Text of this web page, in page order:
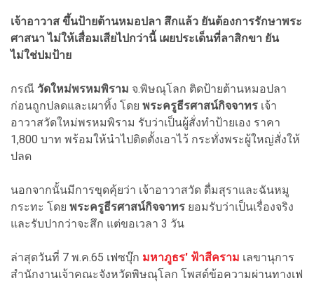
เจ้าอาวาส ขึ้นป้ายต้านหมอปลา สึกแล้ว ยันต้องการรักษาพระ
ศาสนา ไม่ให้เสื่อมเสียไปกว่านี้ เผยประเด็นที่ลาสิกขา ยัน
ไม่ใช่ปมป้าย
กรณี วัดใหม่พรหมพิราม จ.พิษณุโลก ติดป้ายต้านหมอปลา
ก่อนถูกปลดและเผาทิ้ง โดย พระครูธีรศาสน์กิจจาทร เจ้า
อาวาสวัดใหม่พรหมพิราม รับว่าเป็นผู้สั่งทำป้ายเอง ราคา
1,800 บาท พร้อมให้นำไปติดตั้งเอาไว้ กระทั่งพระผู้ใหญ่สั่งให้
ปลด
นอกจากนั้นมีการขุดคุ้ยว่า เจ้าอาวาสวัด ดื่มสุราและฉันหมู
กระทะ โดย พระครูธีรศาสน์กิจจาทร ยอมรับว่าเป็นเรื่องจริง
และรับปากว่าจะสึก แต่ขอเวลา 3 วัน
ล่าสุดวันที่ 7 พ.ค.65 เฟซบุ๊ก มหาภูธร' ฟ้าสีคราม เลขานุการ
สำนักงานเจ้าคณะจังหวัดพิษณุโลก โพสต์ข้อความผ่านทางเฟ